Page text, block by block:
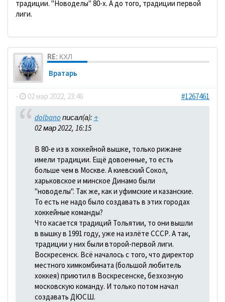
традиции. "Новоделы" 80-х. А до того, традиции первой
лиги.
RE: КХЛ
Вратарь
- 02 мар 2022, 23:46 #1267461
dolbano писал(а): ↑
02 мар 2022, 16:15
В 80-е из в хоккейной вышке, только рижане
имели традиции. Ещё довоенные, то есть
больше чем в Москве. А киевский Сокол,
харьковское и минское Динамо были
"новоделы". Так же, как и уфимские и казанские.
То есть не надо было создавать в этих городах
хоккейные команды?
Что касается традиций Тольятии, то они вышли
в вышку в 1991 году, уже на излёте СССР. А так,
традиции у них были второй-первой лиги.
Воскресенск. Всё началось с того, что директор
местного химкомбината (большой любитель
хоккея) приютил в Воскресенске, безхозную
московскую команду. И только потом начал
создавать ДЮСШ.